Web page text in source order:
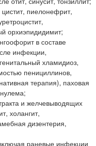
пиелонефрит,
орхиэпидидимит;
в составе
инфекции,
хламидиоз,
пенициллинов,
терапия), паховая
и желчевыводящих
холангит,
дизентерия,
раневые инфекции